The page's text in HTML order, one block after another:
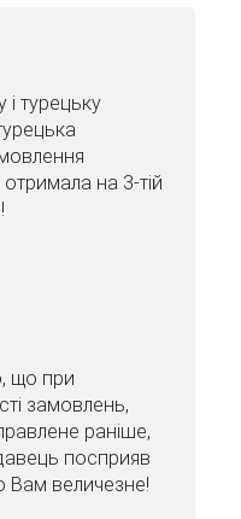
турецьку
на 3-тій
що при
замовлень,
раніше,
посприяв
величезне!